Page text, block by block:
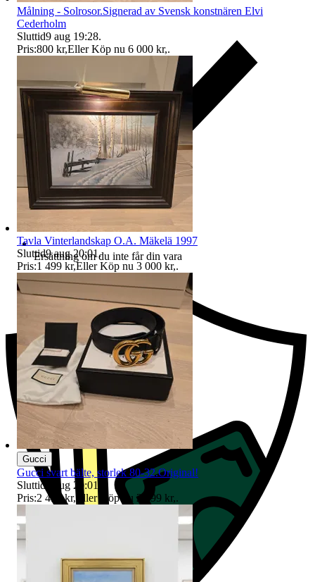
Ersättning om du inte får din vara
Målning - Solrosor.Signerad av Svensk konstnären Elvi
Cederholm
Sluttid9 aug 19:28.
Pris:800 kr,Eller Köp nu 6 000 kr,.
Tavla Vinterlandskap O.A. Mäkelä 1997
Sluttid9 aug 20:01.
Pris:1 499 kr,Eller Köp nu 3 000 kr,.
Gucci
Gucci svart bälte, storlek 80-32.Original!
Sluttid
9 aug 20:01
Pris:2 499 kr, Eller Köp nu 2 999 kr,.